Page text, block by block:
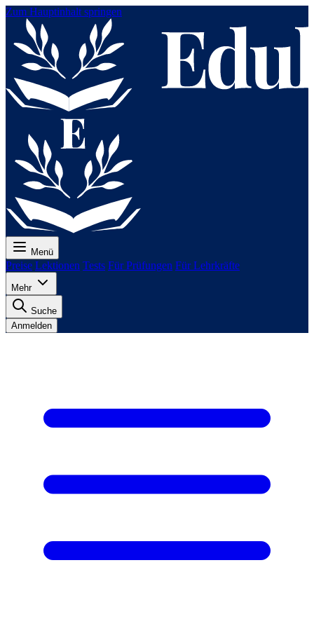
Zum Hauptinhalt springen
Menü
Preise Lektionen Tests Für Prüfungen Für Lehrkräfte
Mehr
Suche
Anmelden